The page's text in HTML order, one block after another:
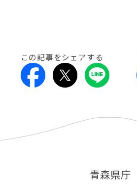
この記事をシェアする
青森県庁